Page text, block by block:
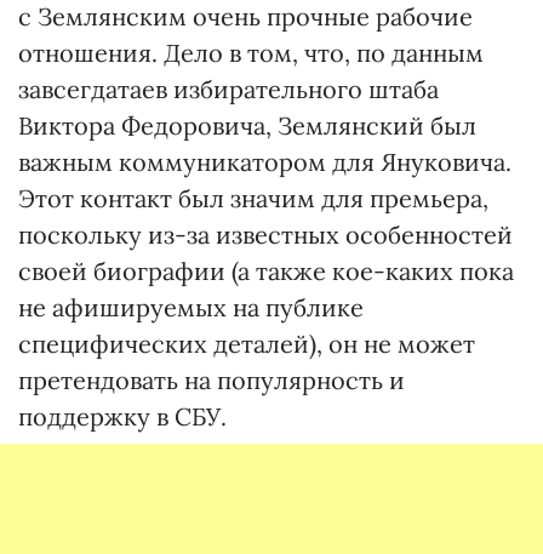
с Землянским очень прочные рабочие
отношения. Дело в том, что, по данным
завсегдатаев избирательного штаба
Виктора Федоровича, Землянский был
важным коммуникатором для Януковича.
Этот контакт был значим для премьера,
поскольку из-за известных особенностей
своей биографии (а также кое-каких пока
не афишируемых на публике
специфических деталей), он не может
претендовать на популярность и
поддержку в СБУ.